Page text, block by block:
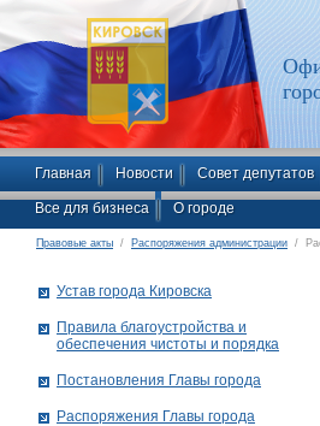
Главная Новости Совет депутатов
Все для бизнеса О городе
Правовые акты / Распоряжения администрации /
Устав города Кировска
Правила благоустройства и
обеспечения чистоты и порядка
Постановления Главы города
Распоряжения Главы города